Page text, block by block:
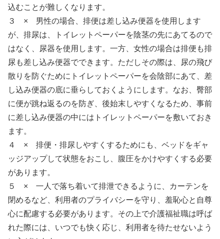
込むことが難しくなります。
３ × 男性の場合、排便は差し込み便器を使用します
が、排尿は、トイレットペーパーを陰茎の先にあてるので
はなく、尿器を使用します。一方、女性の場合は排便も排
尿も差し込み便器でできます。ただしその際は、尿の飛び
散りを防ぐためにトイレットペーパーを会陰部にあて、差
し込み便器の底に垂らしておくようにします。なお、臀部
に便が跳ね返るのを防ぎ、後始末しやすくなるため、事前
に差し込み便器の中にはトイレットペーパーを敷いておき
ます。
４ × 排便・排尿しやすくするためにも、ベッドをギャ
ッジアップして状態をおこし、腹圧をかけやすくする必要
があります。
５ × 一人で落ち着いて排泄できるように、カーテンを
閉めるなど、利用者のプライバシーを守り、羞恥心と自尊
心に配慮する必要があります。その上で介護福祉職は呼ば
れた際には、いつでも快く応じ、利用者を待たせないよう